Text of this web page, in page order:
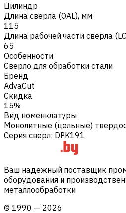
Цилиндр
Длина сверла (OAL), мм
115
Длина рабочей части сверла
65
Особенности
Сверло для обработки стали
Бренд
AdvaCut
Скидка
15%
Вид номенклатуры
Монолитные (цельные)
Серия сверл: DPK191
Ваш надежный поставщик
оборудования и
металлообработки
© 1990 — 2026